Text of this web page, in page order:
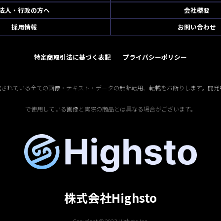
人・行政の方へ
会社概要
採用情報
お問い合わせ
特定商取引法に基づく表記 プライバシーポリシー
れている全ての画像・テキスト・データの無断転用、転載をお断りします。開
で使用している画像と実際の商品とは異なる場合がございます。
株式会社Highsto